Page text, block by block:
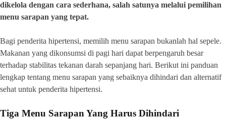
dikelola dengan cara sederhana, salah satunya melalui pemilihan
menu sarapan yang tepat.
Bagi penderita hipertensi, memilih menu sarapan bukanlah hal sepele.
Makanan yang dikonsumsi di pagi hari dapat berpengaruh besar
terhadap stabilitas tekanan darah sepanjang hari. Berikut ini panduan
lengkap tentang menu sarapan yang sebaiknya dihindari dan alternatif
sehat untuk penderita hipertensi.
Tiga Menu Sarapan Yang Harus Dihindari